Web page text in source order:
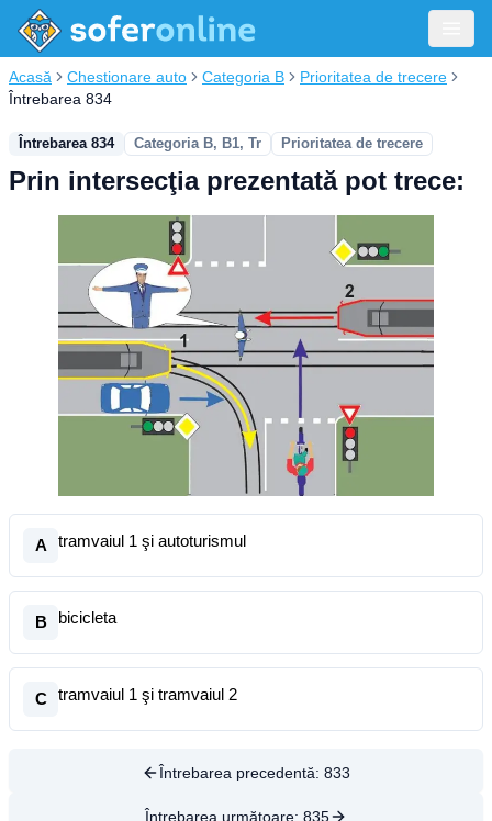
Acasă Chestionare auto Categoria B
Prioritatea de trecere
Întrebarea 834
Întrebarea 834 Categoria B, B1, Tr Prioritatea de trecere
Prin intersecţia prezentată pot trece:
A tramvaiul 1 şi autoturismul
B bicicleta
C tramvaiul 1 şi tramvaiul 2
Întrebarea precedentă: 833
Întrebarea următoare: 835